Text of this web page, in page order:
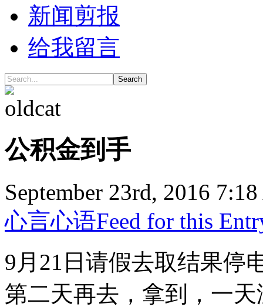
新闻剪报
给我留言
Search
公积金到手
September 23rd, 2016
心言心语Feed for this
9月21日请假去取结果停
第二天再去，拿到，一